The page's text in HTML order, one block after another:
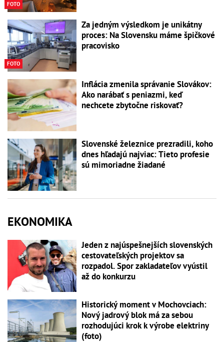
FOTO
FOTO
Za jedným výsledkom je unikátny
proces: Na Slovensku máme špičkové
pracovisko
Inflácia zmenila správanie Slovákov:
Ako narábať s peniazmi, keď
nechcete zbytočne riskovať?
Slovenské železnice prezradili, koho
dnes hľadajú najviac: Tieto profesie
sú mimoriadne žiadané
EKONOMIKA
Jeden z najúspešnejších slovenských
cestovateľských projektov sa
rozpadol. Spor zakladateľov vyústil
až do konkurzu
Historický moment v Mochovciach:
Nový jadrový blok má za sebou
rozhodujúci krok k výrobe elektriny
(foto)